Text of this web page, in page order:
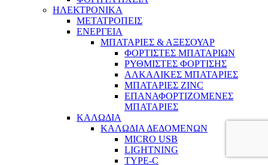
ΗΛΕΚΤΡΟΝΙΚΑ
ΜΕΤΑΤΡΟΠΕΙΣ
ΕΝΕΡΓΕΙΑ
ΜΠΑΤΑΡΙΕΣ & ΑΞΕΣΟΥΑΡ
ΦΟΡΤΙΣΤΕΣ ΜΠΑΤΑΡΙΩΝ
ΡΥΘΜΙΣΤΕΣ ΦΟΡΤΙΣΗΣ
ΑΛΚΑΛΙΚΕΣ ΜΠΑΤΑΡΙΕΣ
ΜΠΑΤΑΡΙΕΣ ZINC
ΕΠΑΝΑΦΟΡΤΙΖΟΜΕΝΕΣ
ΜΠΑΤΑΡΙΕΣ
ΚΑΛΩΔΙΑ
ΚΑΛΩΔΙΑ ΔΕΔΟΜΕΝΩΝ
MICRO USB
LIGHTNING
TYPE-C